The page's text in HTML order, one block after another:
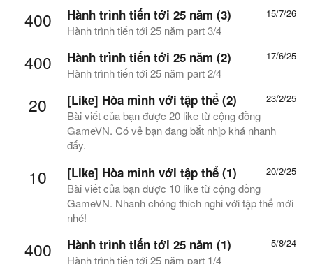
400 15/7/26
Hành trình tiến tới 25 năm (3)
Hành trình tiến tới 25 năm part 3/4
400 17/6/25
Hành trình tiến tới 25 năm (2)
Hành trình tiến tới 25 năm part 2/4
20 23/2/25
[Like] Hòa mình với tập thể (2)
Bài viết của bạn được 20 like từ cộng đồng
GameVN. Có vẻ bạn đang bắt nhịp khá nhanh
đấy.
10 20/2/25
[Like] Hòa mình với tập thể (1)
Bài viết của bạn được 10 like từ cộng đồng
GameVN. Nhanh chóng thích nghi với tập thể mới
nhé!
400 5/8/24
Hành trình tiến tới 25 năm (1)
Hành trình tiến tới 25 năm part 1/4